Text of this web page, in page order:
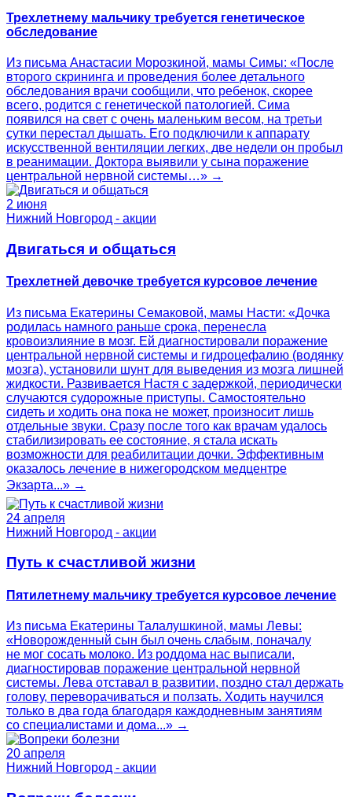
Трехлетнему мальчику требуется генетическое
обследование
Из письма Анастасии Морозкиной, мамы Симы: «После
второго скрининга и проведения более детального
обследования врачи сообщили, что ребенок, скорее
всего, родится с генетической патологией. Сима
появился на свет с очень маленьким весом, на третьи
сутки перестал дышать. Его подключили к аппарату
искусственной вентиляции легких, две недели он пробыл
в реанимации. Доктора выявили у сына поражение
центральной нервной системы…» →
2 июня
Нижний Новгород - акции
Двигаться и общаться
Трехлетней девочке требуется курсовое лечение
Из письма Екатерины Семаковой, мамы Насти: «Дочка
родилась намного раньше срока, перенесла
кровоизлияние в мозг. Ей диагностировали поражение
центральной нервной системы и гидроцефалию (водянку
мозга), установили шунт для выведения из мозга лишней
жидкости. Развивается Настя с задержкой, периодически
случаются судорожные приступы. Самостоятельно
сидеть и ходить она пока не может, произносит лишь
отдельные звуки. Сразу после того как врачам удалось
стабилизировать ее состояние, я стала искать
возможности для реабилитации дочки. Эффективным
оказалось лечение в нижегородском медцентре
Экзарта...» →
24 апреля
Нижний Новгород - акции
Путь к счастливой жизни
Пятилетнему мальчику требуется курсовое лечение
Из письма Екатерины Талалушкиной, мамы Левы:
«Новорожденный сын был очень слабым, поначалу
не мог сосать молоко. Из роддома нас выписали,
диагностировав поражение центральной нервной
системы. Лева отставал в развитии, поздно стал держать
голову, переворачиваться и ползать. Ходить научился
только в два года благодаря каждодневным занятиям
со специалистами и дома...» →
20 апреля
Нижний Новгород - акции